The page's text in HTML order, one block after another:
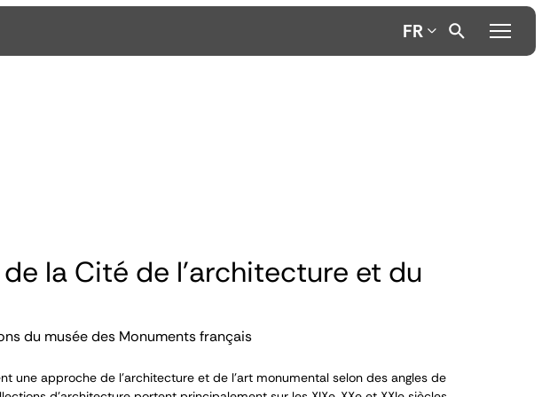
FR
la Cité de l'architecture et du
du musée des Monuments français
une approche de l’architecture et de l’art monumental selon des angles de